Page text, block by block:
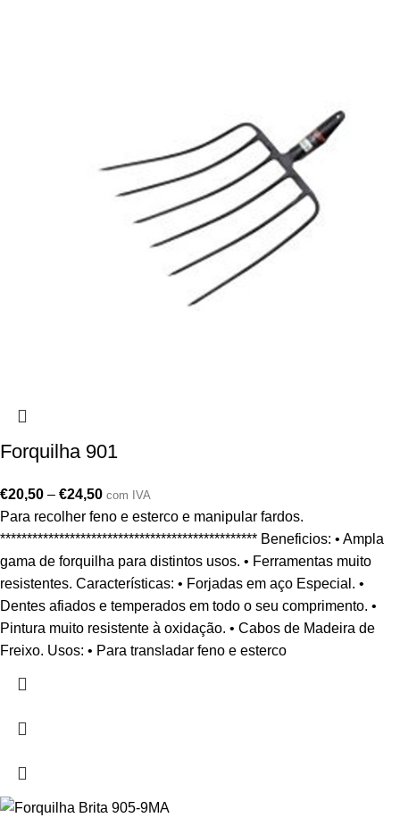
Forquilha 901
€20,50 – €24,50 com IVA
Para recolher feno e esterco e manipular fardos.
************************************************ Beneficios: • Ampla
gama de forquilha para distintos usos. • Ferramentas muito
resistentes. Características: • Forjadas em aço Especial. •
Dentes afiados e temperados em todo o seu comprimento. •
Pintura muito resistente à oxidação. • Cabos de Madeira de
Freixo. Usos: • Para transladar feno e esterco